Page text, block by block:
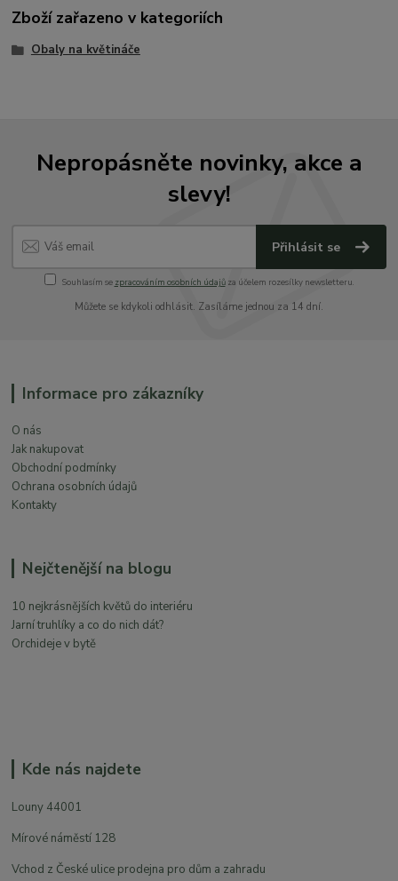
Zboží zařazeno v kategoriích
Obaly na květináče
Nepropásněte novinky, akce a
slevy!
Přihlásit se
Souhlasím se zpracováním osobních údajůza účelem rozesílky newsletteru.
Můžete se kdykoli odhlásit. Zasíláme jednou za 14 dní.
Informace pro zákazníky
O nás
Jak nakupovat
Obchodní podmínky
Ochrana osobních údajů
Kontakty
Nejčtenější na blogu
10 nejkrásnějších květů do interiéru
Jarní truhlíky a co do nich dát?
Orchideje v bytě
Kde nás najdete
Louny 44001
Mírové náměstí 128
Vchod z České ulice prodejna pro dům a zahradu